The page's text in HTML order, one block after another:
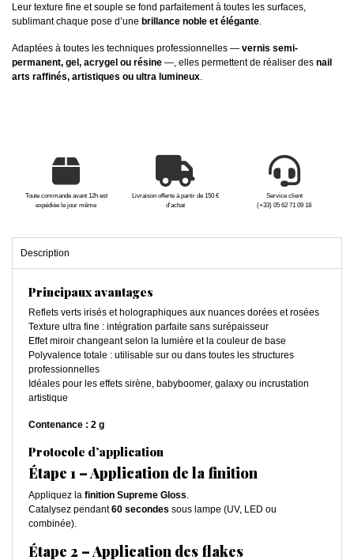
Leur texture fine et souple se fond parfaitement à toutes les surfaces,
sublimant chaque pose d’une brillance noble et élégante.
Adaptées à toutes les techniques professionnelles — vernis semi-
permanent, gel, acrygel ou résine —, elles permettent de réaliser des nail
arts raffinés, artistiques ou ultra lumineux.
Toute commande avant 12h est
expédiée le jour même
Livraison offerte à partir de 150 €
d'achat
Service client
(+33) 05 62 71 09 18
Description
Principaux avantages
Reflets verts irisés et holographiques aux nuances dorées et rosées
Texture ultra fine : intégration parfaite sans surépaisseur
Effet miroir changeant selon la lumière et la couleur de base
Polyvalence totale : utilisable sur ou dans toutes les structures
professionnelles
Idéales pour les effets sirène, babyboomer, galaxy ou incrustation
artistique
Contenance : 2 g
Protocole d’application
Étape 1 – Application de la finition
Appliquez la finition Supreme Gloss.
Catalysez pendant60 secondes sous lampe (UV, LED ou
combinée).
Étape 2 – Application des flakes